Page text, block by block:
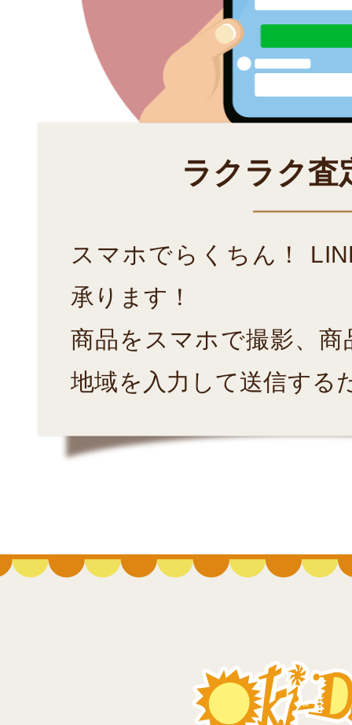
ラクラク査
スマホでらくちん！
承ります！
商品をスマホで撮影、
地域を入力して送信する